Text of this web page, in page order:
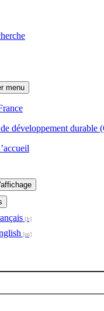
menu
développement durable